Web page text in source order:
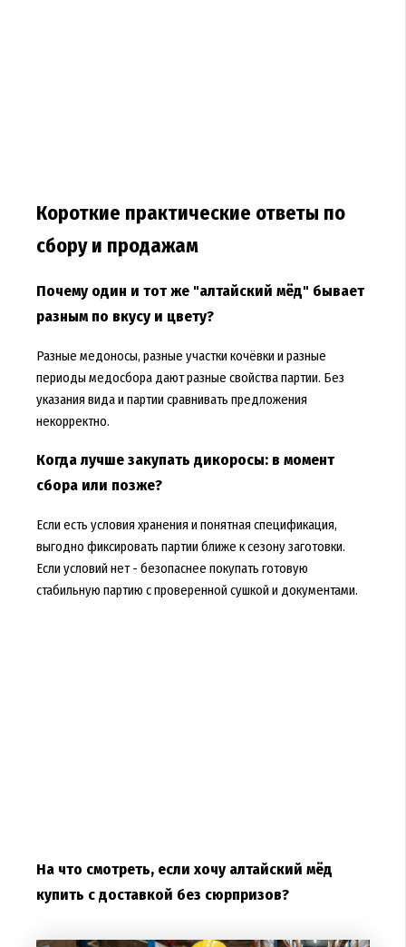
Короткие практические ответы по
сбору и продажам
Почему один и тот же "алтайский мёд" бывает
разным по вкусу и цвету?
Разные медоносы, разные участки кочёвки и разные
периоды медосбора дают разные свойства партии. Без
указания вида и партии сравнивать предложения
некорректно.
Когда лучше закупать дикоросы: в момент
сбора или позже?
Если есть условия хранения и понятная спецификация,
выгодно фиксировать партии ближе к сезону заготовки.
Если условий нет - безопаснее покупать готовую
стабильную партию с проверенной сушкой и документами.
На что смотреть, если хочу алтайский мёд
купить с доставкой без сюрпризов?